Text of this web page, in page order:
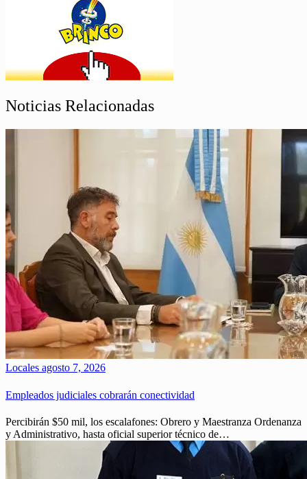
Noticias Relacionadas
Locales agosto 7, 2026
Empleados judiciales cobrarán conectividad
Percibirán $50 mil, los escalafones: Obrero y Maestranza Ordenanza
y Administrativo, hasta oficial superior técnico de…